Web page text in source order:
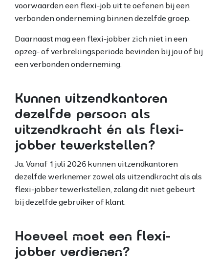
voorwaarden een flexi-job uit te oefenen bij een
verbonden onderneming binnen dezelfde groep.
Daarnaast mag een flexi-jobber zich niet in een
opzeg- of verbrekingsperiode bevinden bij jou of bij
een verbonden onderneming.
Kunnen uitzendkantoren
dezelfde persoon als
uitzendkracht én als flexi-
jobber tewerkstellen?
Ja. Vanaf 1 juli 2026 kunnen uitzendkantoren
dezelfde werknemer zowel als uitzendkracht als als
flexi-jobber tewerkstellen, zolang dit niet gebeurt
bij dezelfde gebruiker of klant.
Hoeveel moet een flexi-
jobber verdienen?